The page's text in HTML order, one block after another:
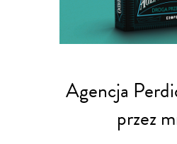
Agencja
przez